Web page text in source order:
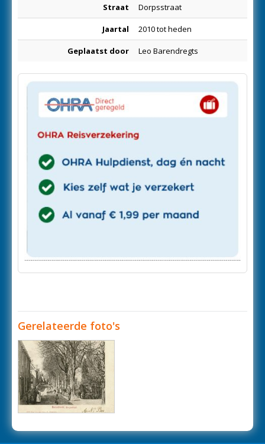
Straat Dorpsstraat
Jaartal 2010 tot heden
Geplaatst door Leo Barendregts
Gerelateerde foto's